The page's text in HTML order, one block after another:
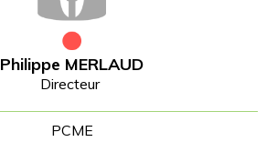
Philippe MERLAUD
Directeur